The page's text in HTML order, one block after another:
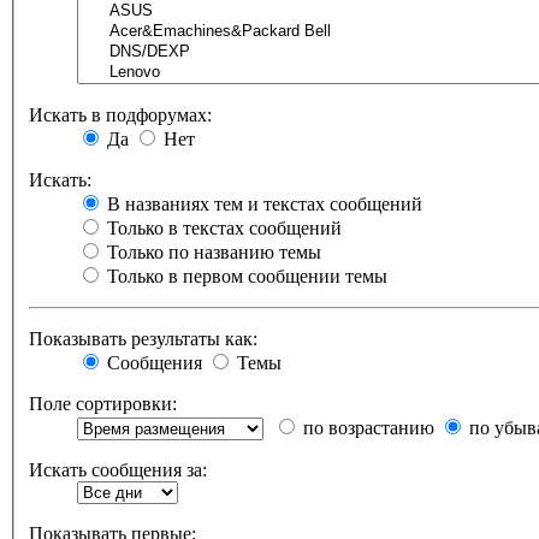
Искать в подфорумах:
Да
Нет
Искать:
В названиях тем и текстах сообщений
Только в текстах сообщений
Только по названию темы
Только в первом сообщении темы
Показывать результаты как:
Сообщения
Темы
Поле сортировки:
по возрастанию
по
Искать сообщения за:
Показывать первые: